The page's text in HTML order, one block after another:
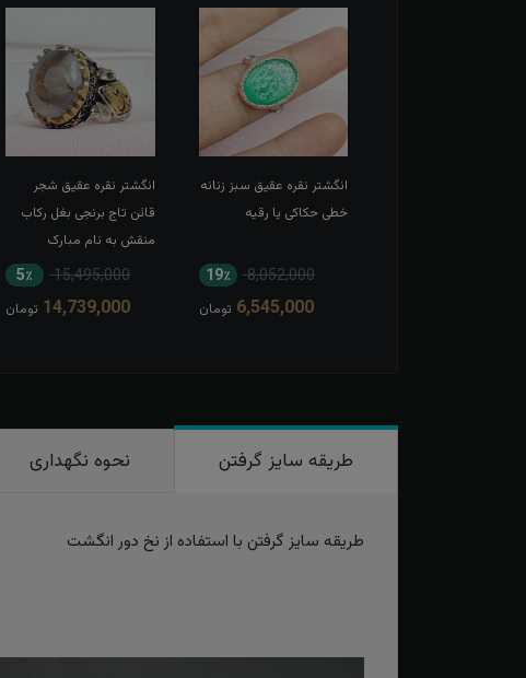
انگشتر نقره عقیق سبز زنانه
خطی حکاکی یا رقیه
8,052,000 19٪
6,545,000 تومان
انگشتر نقره عقیق شجر
قائن تاج برنجی بغل رکاب
منقش به نام مبارک
امیرالمومنین
15,495,000 5٪
14,739,000 تومان
طریقه سایز گرفتن نحوه نگهداری
طریقه سایز گرفتن با استفاده از نخ دور انگشت